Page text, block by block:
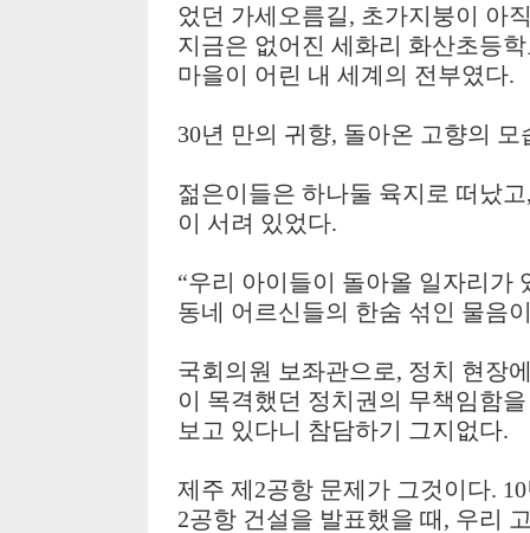
었던 가세오름길, 초가지붕이 아
지금은 없어진 세화리 화산초등
마을이 어린 내 세계의 전부였다.
30년 만의 귀향, 돌아온 고향의 모
젊은이들은 하나둘 육지로 떠났고
이 서려 있었다.
“우리 아이들이 돌아올 일자리가
동네 어르신들의 한숨 섞인 물음
국회의원 보좌관으로, 정치 현장
이 목격했던 정치권의 무책임함
보고 있다니 참담하기 그지없다.
제주 제 2공항 문제가 그것이다. 10
2공항 건설을 발표했을 때 , 우리